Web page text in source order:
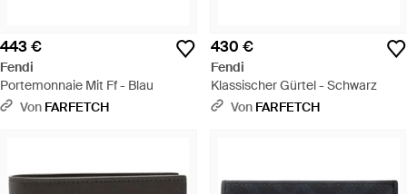
443 €
Fendi
Portemonnaie Mit Ff - Blau
Von FARFETCH
430 €
Fendi
Klassischer Gürtel - Schwarz
Von FARFETCH